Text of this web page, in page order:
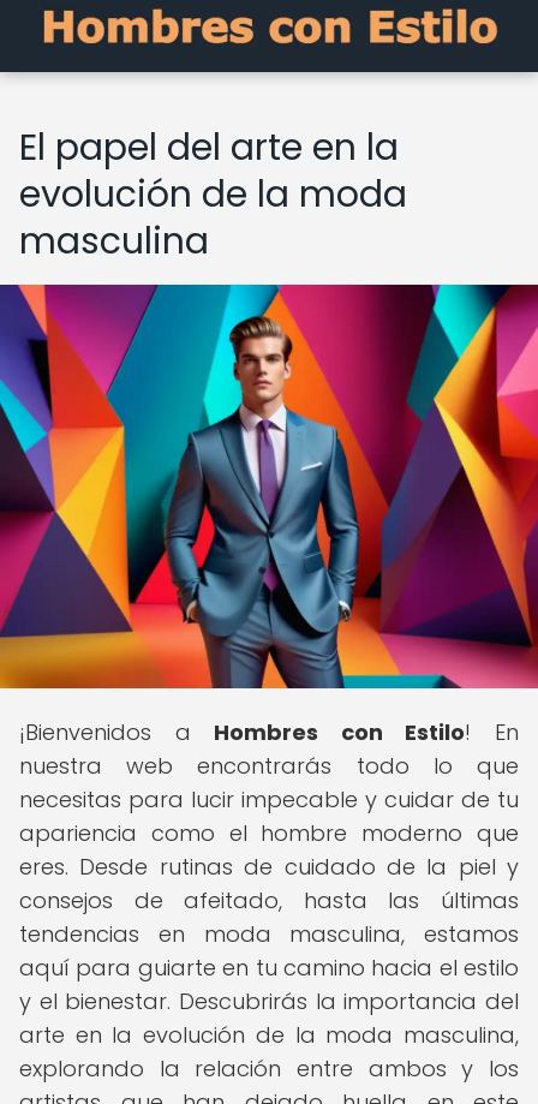
El papel del arte en la
evolución de la moda
masculina
¡Bienvenidos a Hombres con Estilo! En
nuestra web encontrarás todo lo que
necesitas para lucir impecable y cuidar de tu
apariencia como el hombre moderno que
eres. Desde rutinas de cuidado de la piel y
consejos de afeitado, hasta las últimas
tendencias en moda masculina, estamos
aquí para guiarte en tu camino hacia el estilo
y el bienestar. Descubrirás la importancia del
arte en la evolución de la moda masculina,
explorando la relación entre ambos y los